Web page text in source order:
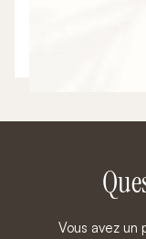
Vous avez un